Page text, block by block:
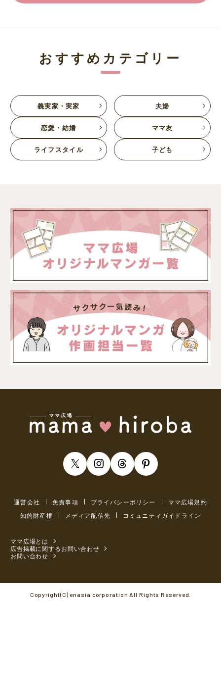
おすすめカテゴリー
義実家・実家 夫婦
恋愛・結婚 ママ友
ライフスタイル 子ども
運営会社 免責事項 プライバシーポリシー
ママ広場規約
知的財産権
メディア配信先 コミュニティガイドライン
ママ広場とは
広告掲載に関するお問い合わせ
お問い合わせ
Copyright(C) enasia corporation All Rights Reserved.